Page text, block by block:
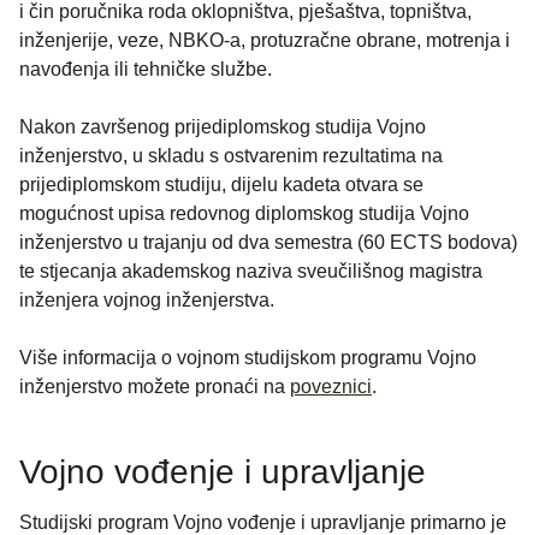
i čin poručnika roda oklopništva, pješaštva, topništva,
inženjerije, veze, NBKO-a, protuzračne obrane, motrenja i
navođenja ili tehničke službe.
Nakon završenog prijediplomskog studija Vojno
inženjerstvo, u skladu s ostvarenim rezultatima na
prijediplomskom studiju, dijelu kadeta otvara se
mogućnost upisa redovnog diplomskog studija Vojno
inženjerstvo u trajanju od dva semestra (60 ECTS bodova)
te stjecanja akademskog naziva sveučilišnog magistra
inženjera vojnog inženjerstva.
Više informacija o vojnom studijskom programu Vojno
inženjerstvo možete pronaći na poveznici.
Vojno vođenje i upravljanje
Studijski program Vojno vođenje i upravljanje primarno je